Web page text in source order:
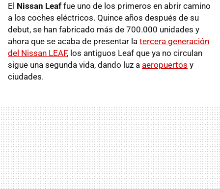
El Nissan Leaf fue uno de los primeros en abrir camino
a los coches eléctricos. Quince años después de su
debut, se han fabricado más de 700.000 unidades y
ahora que se acaba de presentar la tercera generación
del Nissan LEAF, los antiguos Leaf que ya no circulan
sigue una segunda vida, dando luz a aeropuertos y
ciudades.